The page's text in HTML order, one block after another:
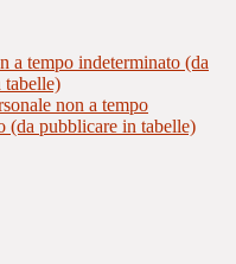
a tempo indeterminato (da
tabelle)
non a tempo
(da pubblicare in tabelle)